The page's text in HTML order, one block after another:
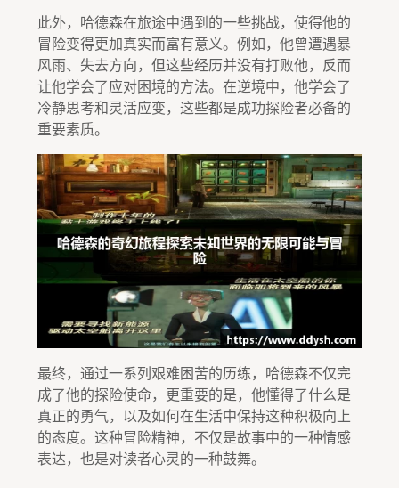
此外，哈德森在旅途中遇到的一些挑战，使得他的
冒险变得更加真实而富有意义。例如，他曾遭遇暴
风雨、失去方向，但这些经历并没有打败他，反而
让他学会了应对困境的方法。在逆境中，他学会了
冷静思考和灵活应变，这些都是成功探险者必备的
重要素质。
最终，通过一系列艰难困苦的历练，哈德森不仅完
成了他的探险使命，更重要的是，他懂得了什么是
真正的勇气，以及如何在生活中保持这种积极向上
的态度。这种冒险精神，不仅是故事中的一种情感
表达，也是对读者心灵的一种鼓舞。